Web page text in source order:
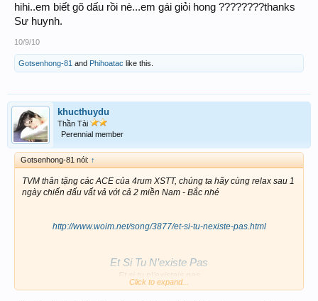
hihi..em biết gõ dấu rồi nè...em gái giỏi hong ????????thanks
Sư huynh.
10/9/10
Gotsenhong-81 and Phihoatac like this.
khucthuydu
Thần Tài
Perennial member
Gotsenhong-81 nói: ↑
TVM thân tặng các ACE của 4rum XSTT, chúng ta hãy cùng relax sau 1
ngày chiến đấu vất vả với cả 2 miền Nam - Bắc nhé
http://www.woim.net/song/3877/et-si-tu-nexiste-pas.html
Et Si Tu N’existe Pas
Et si tu n\'existais pas
Dis-moi pourquoi j\'existerais?
Click to expand...